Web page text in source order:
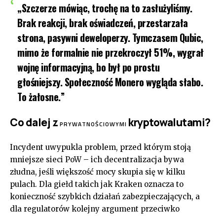
„Szczerze mówiąc, trochę na to zasłużyliśmy.
Brak reakcji, brak oświadczeń, przestarzała
strona, pasywni deweloperzy. Tymczasem Qubic,
mimo że formalnie nie przekroczył 51%, wygrał
wojnę informacyjną, bo był po prostu
głośniejszy. Społeczność Monero wygląda słabo.
To żałosne.”
Co dalej z PRYWATNOŚCIOWYMI kryptowalutami?
Incydent uwypukla problem, przed którym stoją
mniejsze sieci PoW – ich decentralizacja bywa
złudna, jeśli większość mocy skupia się w kilku
pulach. Dla giełd takich jak Kraken oznacza to
konieczność szybkich działań zabezpieczających, a
dla regulatorów kolejny argument przeciwko